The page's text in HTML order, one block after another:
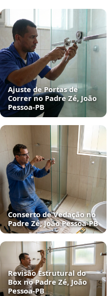
Ajuste de Portas de
Correr no Padre Zé, João
Pessoa‑PB
Conserto de Vedação no
Padre Zé, João Pessoa‑PB
Revisão Estrutural do
Box no Padre Zé, João
Pessoa‑PB